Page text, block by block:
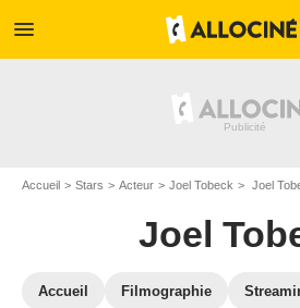
menu
Accueil Stars Acteur Joel Tobeck Joel
Joel
Accueil Filmographie